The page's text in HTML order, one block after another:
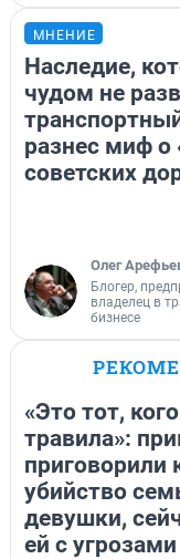
МНЕНИЕ
Наследие,
чудом не
разнес миф о
советских
Олег
Блогер,
владелец в
бизнесе
«Это тот,
травила»:
приговорили
убийство
девушки,
ей с угрозами